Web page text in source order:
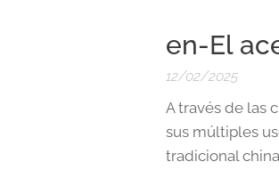
en-El
12/02/2025
A través de las
sus múltiples
tradicional